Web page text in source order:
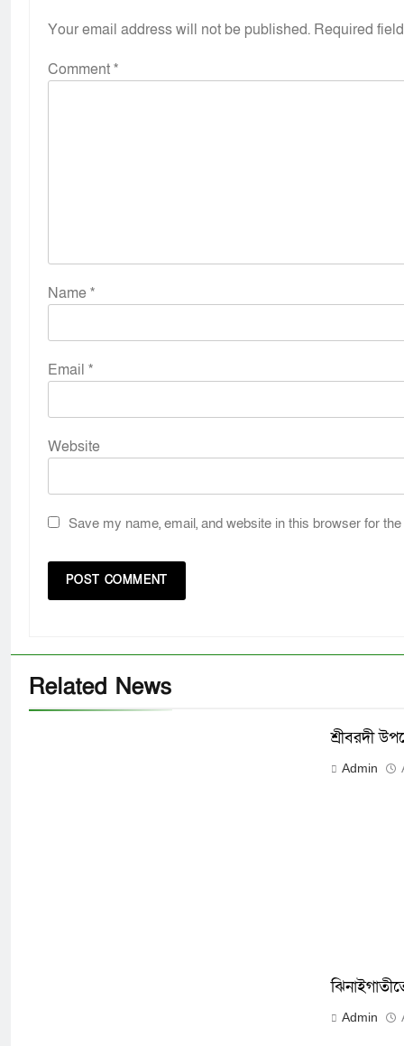
Your email address will not be published. Required
Comment*
Name*
Email *
Website
Save my name, email, and website in this browser for
Related News
শ্রীবরদী
Admin
Admin